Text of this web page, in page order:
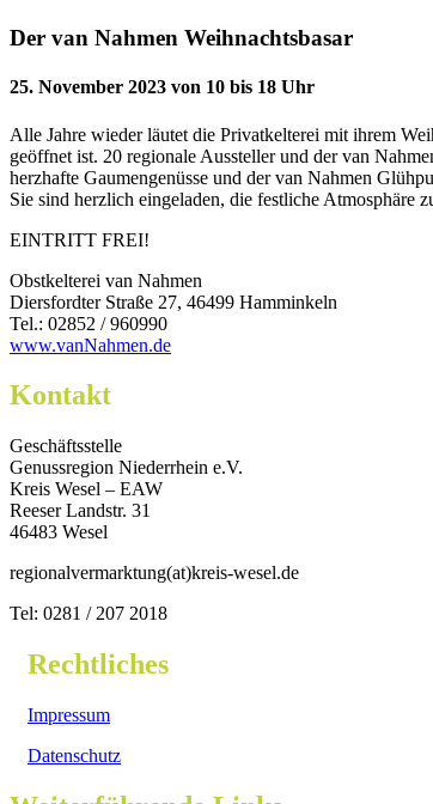
Der van Nahmen Weihnachtsbasar
25. November 2023 von 10 bis 18 Uhr
Alle Jahre wieder läutet die Privatkelterei mit ihrem
geöffnet ist. 20 regionale Aussteller und der van
herzhafte Gaumengenüsse und der van Nahmen
Sie sind herzlich eingeladen, die festliche Atmosphäre
EINTRITT FREI!
Obstkelterei van Nahmen
Diersfordter Straße 27, 46499 Hamminkeln
Tel.: 02852 / 960990
www.vanNahmen.de
Kontakt
Geschäftsstelle
Genussregion Niederrhein e.V.
Kreis Wesel – EAW
Reeser Landstr. 31
46483 Wesel
regionalvermarktung(at)kreis-wesel.de
Tel: 0281 / 207 2018
Rechtliches
Impressum
Datenschutz